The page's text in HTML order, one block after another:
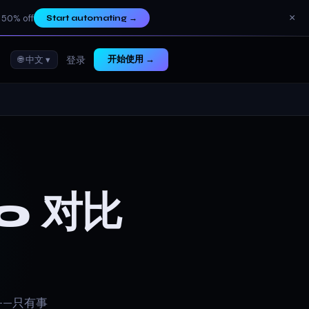
off Start automating→ ×
🌐 中文 ▾ 登录 开始使用 →
比
只有事